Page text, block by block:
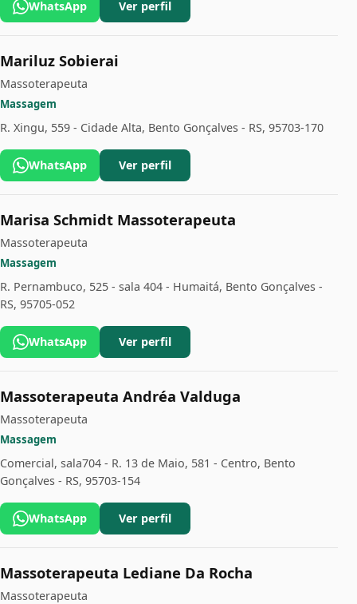
WhatsApp Ver perfil
Mariluz Sobierai
Massoterapeuta
Massagem
R. Xingu, 559 - Cidade Alta, Bento Gonçalves - RS, 95703-170
WhatsApp Ver perfil
Marisa Schmidt Massoterapeuta
Massoterapeuta
Massagem
R. Pernambuco, 525 - sala 404 - Humaitá, Bento Gonçalves -
RS, 95705-052
WhatsApp Ver perfil
Massoterapeuta Andréa Valduga
Massoterapeuta
Massagem
Comercial, sala704 - R. 13 de Maio, 581 - Centro, Bento
Gonçalves - RS, 95703-154
WhatsApp Ver perfil
Massoterapeuta Lediane Da Rocha
Massoterapeuta